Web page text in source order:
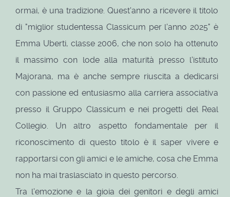
ormai, è una tradizione. Quest'anno a ricevere il titolo
di "miglior studentessa Classicum per l'anno 2025" è
Emma Uberti, classe 2006, che non solo ha ottenuto
il massimo con lode alla maturità presso l'istituto
Majorana, ma è anche sempre riuscita a dedicarsi
con passione ed entusiasmo alla carriera associativa
presso il Gruppo Classicum e nei progetti del Real
Collegio. Un altro aspetto fondamentale per il
riconoscimento di questo titolo è il saper vivere e
rapportarsi con gli amici e le amiche, cosa che Emma
non ha mai traslasciato in questo percorso.
Tra l'emozione e la gioia dei genitori e degli amici